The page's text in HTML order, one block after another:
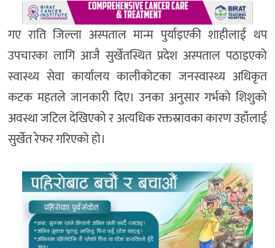
गए राति जिल्ला अस्पताल मान्म पुर्याइएकी शाहीलाई थप
उपचारका लागि आजै सुर्खेतस्थित प्रदेश अस्पताल पठाइएको
स्वास्थ्य सेवा कार्यालय कालीकोटका जनस्वास्थ्य अधिकृत
कटक महतले जानकारी दिए। उनका अनुसार गर्भको शिशुको
अवस्था जटिल देखिएको र अत्यधिक रक्तस्रावका कारण उहाँलाई
सुर्खेत रेफर गरिएको हो।